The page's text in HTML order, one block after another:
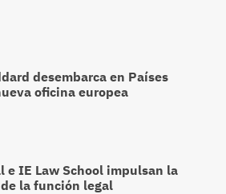
desembarca en Países
oficina europea
e IE Law School impulsan la
la función legal